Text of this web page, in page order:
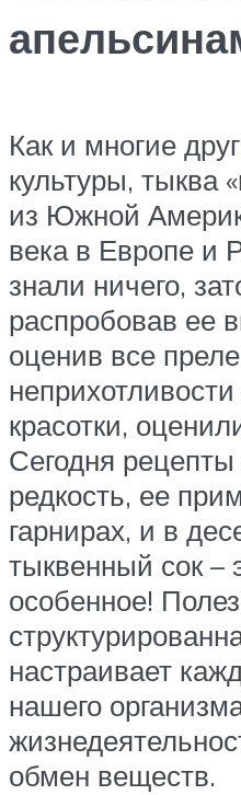
Как и многие
культуры, тыква
из Южной
века в Европе и
знали ничего,
распробовав ее
оценив все
красотки,
Сегодня
редкость, ее
гарнирах, и в
тыквенный сок –
особенное!
настраивает
нашего
обмен веществ.